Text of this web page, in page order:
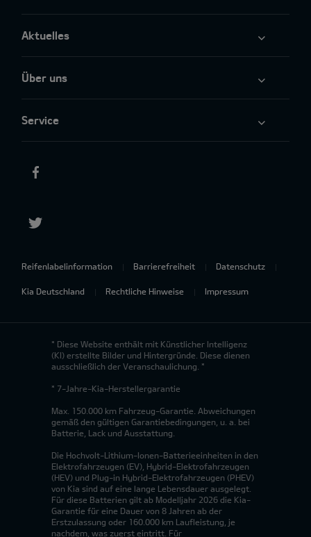
Aktuelles
Über uns
Service
Reifenlabelinformation Barrierefreiheit Datenschutz
Kia Deutschland Rechtliche Hinweise Impressum
* Diese Website enthält mit Künstlicher Intelligenz
(KI) erstellte Bilder und Hintergründe. Diese dienen
ausschließlich der Veranschaulichung. *
* 7-Jahre-Kia-Herstellergarantie
Max. 150.000 km Fahrzeug-Garantie. Abweichungen
gemäß den gültigen Garantiebedingungen, u. a. bei
Batterie, Lack und Ausstattung.
Die Hochvolt-Lithium-Ionen-Batterieeinheiten in den
Elektrofahrzeugen (EV), Hybrid-Elektrofahrzeugen
(HEV) und Plug-in Hybrid-Elektrofahrzeugen (PHEV)
von Kia sind auf eine lange Lebensdauer ausgelegt.
Für diese Batterien gilt ab Modelljahr 2026 die Kia-
Garantie für eine Dauer von 8 Jahren ab der
Erstzulassung oder 160.000 km Laufleistung, je
nachdem, was zuerst eintritt. Für